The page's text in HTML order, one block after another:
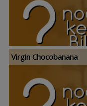
Virgin Chocobanana